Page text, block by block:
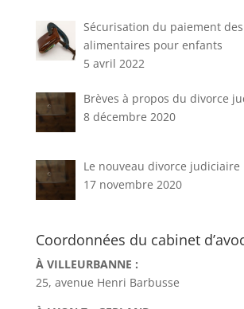
Sécurisation du paiement
alimentaires pour enfants
5 avril 2022
Brèves à propos du divorce
8 décembre 2020
Le nouveau divorce judiciaire
17 novembre 2020
Coordonnées du cabinet
À VILLEURBANNE :
25, avenue Henri Barbusse